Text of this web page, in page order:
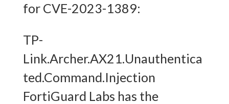
for CVE-2023-1389:
TP-
Link.Archer.AX21.Unauthentica
ted.Command.Injection
FortiGuard Labs has the